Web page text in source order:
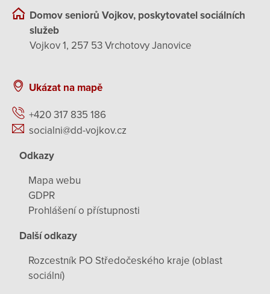
Domov seniorů Vojkov, poskytovatel sociálních
služeb
Vojkov 1, 257 53 Vrchotovy Janovice
Ukázat na mapě
+420 317 835 186
socialni@dd-vojkov.cz
Odkazy
Mapa webu
GDPR
Prohlášení o přístupnosti
Další odkazy
Rozcestník PO Středočeského kraje (oblast
sociální)